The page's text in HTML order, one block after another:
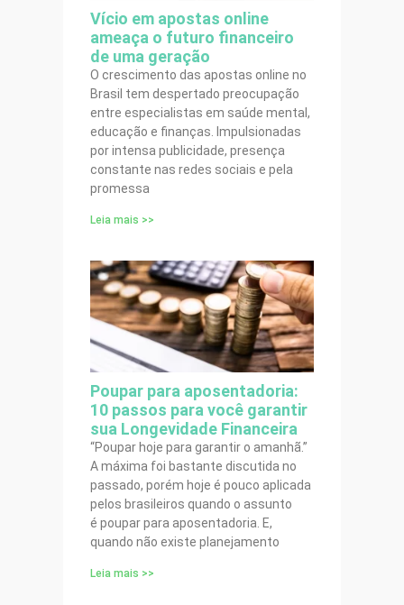
Vício em apostas online
ameaça o futuro financeiro
de uma geração
O crescimento das apostas online no
Brasil tem despertado preocupação
entre especialistas em saúde mental,
educação e finanças. Impulsionadas
por intensa publicidade, presença
constante nas redes sociais e pela
promessa
Leia mais >>
Poupar para aposentadoria:
10 passos para você garantir
sua Longevidade Financeira
“Poupar hoje para garantir o amanhã.”
A máxima foi bastante discutida no
passado, porém hoje é pouco aplicada
pelos brasileiros quando o assunto
é poupar para aposentadoria. E,
quando não existe planejamento
Leia mais >>